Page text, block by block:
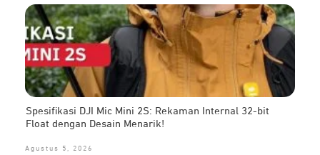
Spesifikasi DJI Mic Mini 2S: Rekaman Internal 32-bit
Float dengan Desain Menarik!
Agustus 5, 2026